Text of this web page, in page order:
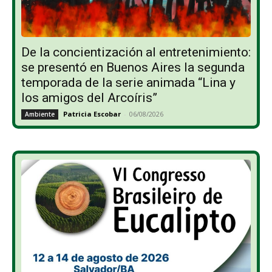
De la concientización al entretenimiento:
se presentó en Buenos Aires la segunda
temporada de la serie animada “Lina y
los amigos del Arcoíris”
Ambiente Patricia Escobar - 06/08/2026